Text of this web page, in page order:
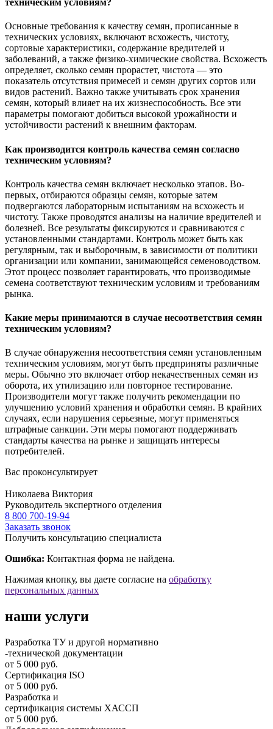
техническим условиям?
Основные требования к качеству семян, прописанные в
технических условиях, включают всхожесть, чистоту,
сортовые характеристики, содержание вредителей и
заболеваний, а также физико-химические свойства. Всхожесть
определяет, сколько семян прорастет, чистота — это
показатель отсутствия примесей и семян других сортов или
видов растений. Важно также учитывать срок хранения
семян, который влияет на их жизнеспособность. Все эти
параметры помогают добиться высокой урожайности и
устойчивости растений к внешним факторам.
Как производится контроль качества семян согласно
техническим условиям?
Контроль качества семян включает несколько этапов. Во-
первых, отбираются образцы семян, которые затем
подвергаются лабораторным испытаниям на всхожесть и
чистоту. Также проводятся анализы на наличие вредителей и
болезней. Все результаты фиксируются и сравниваются с
установленными стандартами. Контроль может быть как
регулярным, так и выборочным, в зависимости от политики
организации или компании, занимающейся семеноводством.
Этот процесс позволяет гарантировать, что производимые
семена соответствуют техническим условиям и требованиям
рынка.
Какие меры принимаются в случае несоответствия семян
техническим условиям?
В случае обнаружения несоответствия семян установленным
техническим условиям, могут быть предприняты различные
меры. Обычно это включает отбор некачественных семян из
оборота, их утилизацию или повторное тестирование.
Производители могут также получить рекомендации по
улучшению условий хранения и обработки семян. В крайних
случаях, если нарушения серьезные, могут применяться
штрафные санкции. Эти меры помогают поддерживать
стандарты качества на рынке и защищать интересы
потребителей.
Вас проконсультирует
Николаева Виктория
Руководитель экспертного отделения
8 800 700-19-94
Заказать звонок
Получить консультацию специалиста
Ошибка: Контактная форма не найдена.
Нажимая кнопку, вы даете согласие на обработку
персональных данных
наши услуги
Разработка ТУ и другой нормативно
-технической документации
от 5 000 руб.
Сертификация ISO
от 5 000 руб.
Разработка и
cертификация системы ХАССП
от 5 000 руб.